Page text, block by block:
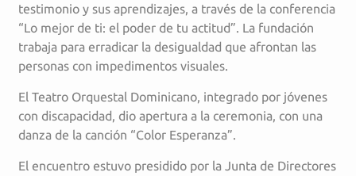
testimonio y sus aprendizajes, a través de la conferencia
“Lo mejor de ti: el poder de tu actitud”. La fundación
trabaja para erradicar la desigualdad que afrontan las
personas con impedimentos visuales.
El Teatro Orquestal Dominicano, integrado por jóvenes
con discapacidad, dio apertura a la ceremonia, con una
danza de la canción “Color Esperanza”.
El encuentro estuvo presidido por la Junta de Directores